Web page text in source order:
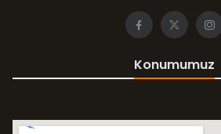
Konumumuz